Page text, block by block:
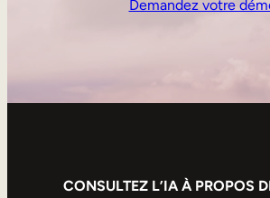
Demandez votre
CONSULTEZ L’IA À PROPOS